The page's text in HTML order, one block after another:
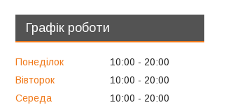
Графік роботи
Понеділок 10:00
20:00
Вівторок
10:00
20:00
Середа
10:00
20:00